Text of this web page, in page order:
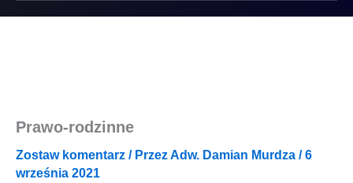
Prawo-rodzinne
Zostaw komentarz / PrzezAdw. Damian Murdza /6
września 2021